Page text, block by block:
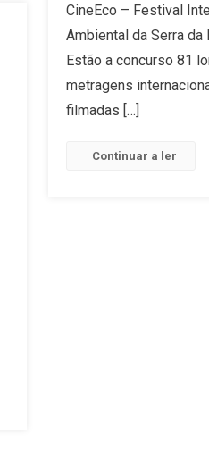
De
80
Filmes
CineEco – Festival
Ambiental da Serra da
Estão a concurso 81
metragens
filmadas […]
Continuar a ler